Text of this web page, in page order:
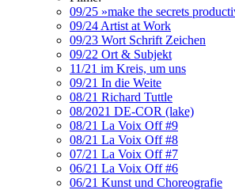
09/25 »make the secrets
09/24 Artist at Work
09/23 Wort Schrift Zeichen
09/22 Ort & Subjekt
11/21 im Kreis, um uns
09/21 In die Weite
08/21 Richard Tuttle
08/2021 DE-COR (lake)
08/21 La Voix Off #9
08/21 La Voix Off #8
07/21 La Voix Off #7
06/21 La Voix Off #6
06/21 Kunst und Choreografie